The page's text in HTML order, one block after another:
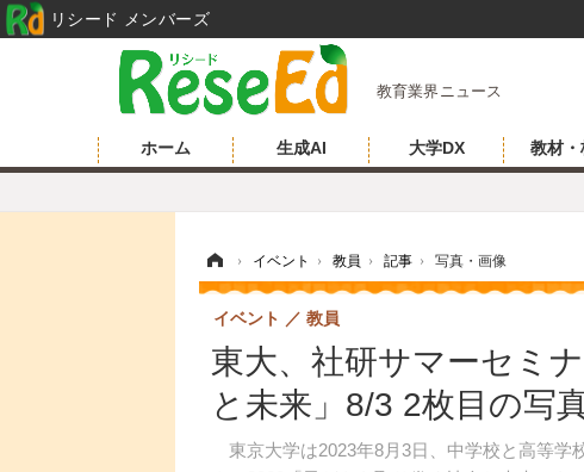
教育業界ニュース
ホーム 生成AI 大学DX 教材・
› イベント › 教員 › 記事 › 写真・画像
東大、社研サマーセミ
と未来」8/3 2枚目の写
東京大学は2023年8月3日、中学校と高等学
イベント 教員
リシード メンバーズ